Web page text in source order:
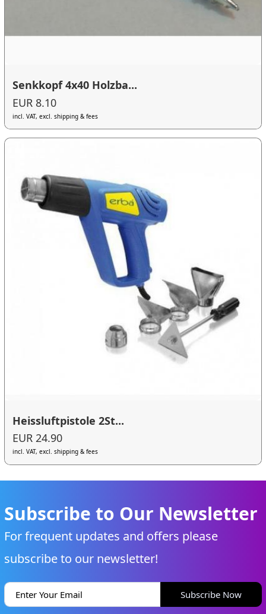
Senkkopf 4x40 Holzba...
EUR 8.10
incl. VAT, excl. shipping & fees
Heissluftpistole 2St...
EUR 24.90
incl. VAT, excl. shipping & fees
Subscribe to Our Newsletter
For frequent updates and offers please
subscribe to our newsletter!
Subscribe Now